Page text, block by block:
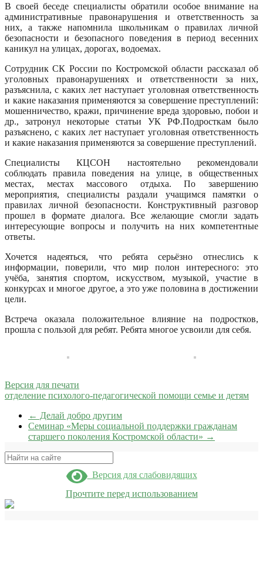
В своей беседе специалисты обратили особое внимание на
административные правонарушения и ответственность за
них, а также напомнила школьникам о правилах личной
безопасности и безопасного поведения в период весенних
каникул на улицах, дорогах, водоемах.
Сотрудник СК России по Костромской области рассказал об
уголовных правонарушениях и ответственности за них,
разъяснила, с каких лет наступает уголовная ответственность
и какие наказания применяются за совершение преступлений:
мошенничество, кражи, причинение вреда здоровью, побои и
др., затронул некоторые статьи УК РФ.Подросткам было
разъяснено, с каких лет наступает уголовная ответственность
и какие наказания применяются за совершение преступлений.
Специалисты КЦСОН настоятельно рекомендовали
соблюдать правила поведения на улице, в общественных
местах, местах массового отдыха. По завершению
мероприятия, специалисты раздали учащимся памятки о
правилах личной безопасности. Конструктивный разговор
прошел в формате диалога. Все желающие смогли задать
интересующие вопросы и получить на них компетентные
ответы.
Хочется надеяться, что ребята серьёзно отнеслись к
информации, поверили, что мир полон интересного: это
учёба, занятия спортом, искусством, музыкой, участие в
конкурсах и многое другое, а это уже половина в достижении
цели.
Встреча оказала положительное влияние на подростков,
прошла с пользой для ребят. Ребята многое усвоили для себя.
Версия для печати
отделение психолого-педагогической помощи семье и детям
← Делай добро другим
Семинар «Меры социальной поддержки гражданам
старшего поколения Костромской области» →
Поиск
Версия для слабовидящих
Прочтите перед использованием